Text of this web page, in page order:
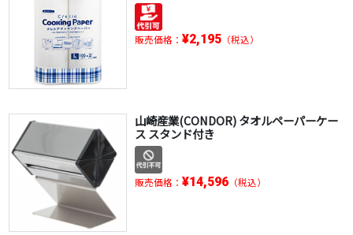
販売価格： ¥2,195（税込）
山崎産業(CONDOR) タオルペーパーケー
ス スタンド付き
販売価格： ¥14,596（税込）